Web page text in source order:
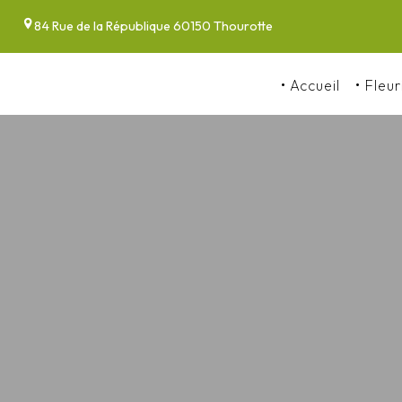
84 Rue de la République 60150 Thourotte
Accueil